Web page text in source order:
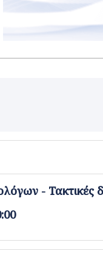
- Τακτικές